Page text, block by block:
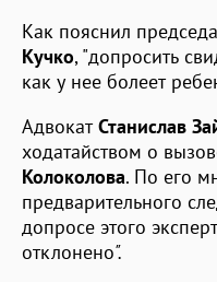
Как пояснил
Кучко, "допросить
как у нее болеет
АдвокатСтанислав
ходатайством о
Колоколова. По его
предварительного
допросе этого
отклонено".